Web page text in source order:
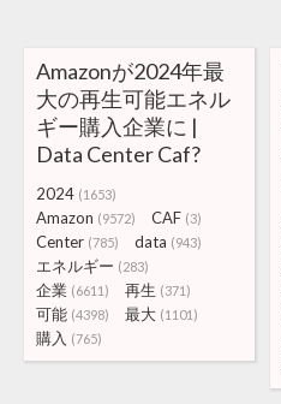
Amazonが2024年最
大の再生可能エネル
ギー購入企業に |
Data Center Caf?
2024 (1653)
Amazon (9572) CAF (3)
Center (785) data (943)
エネルギー (283)
企業 (6611) 再生 (371)
可能 (4398) 最大 (1101)
購入 (765)